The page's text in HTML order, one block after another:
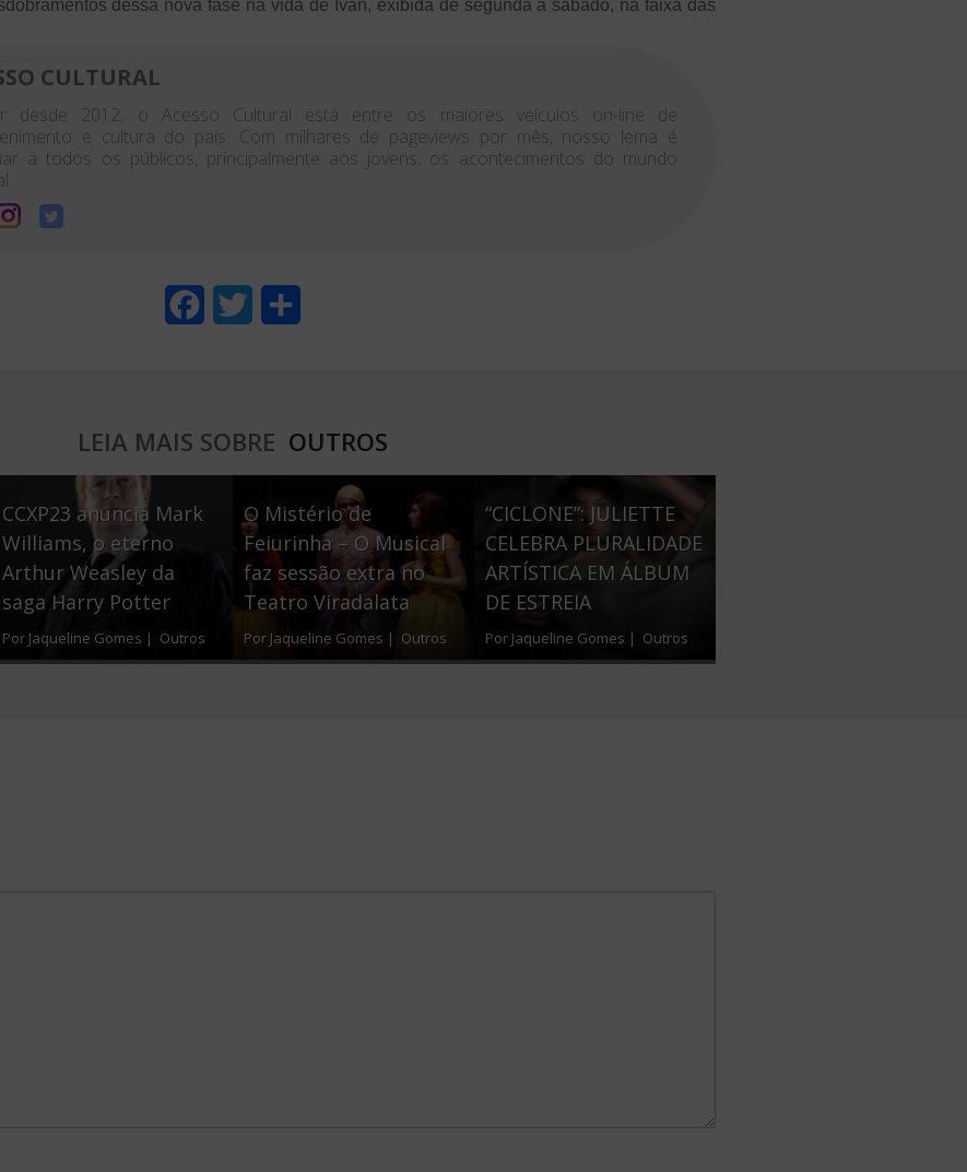
dessa nova fase na vida de Ivan, exibida de segunda a sábado, na faixa das
CULTURAL
desde 2012, o Acesso Cultural está entre os maiores veículos on-line de
e cultura do país. Com milhares de pageviews por mês, nosso lema é
a todos os públicos, principalmente aos jovens, os acontecimentos do mundo
e
r
LEIA MAIS SOBRE OUTROS
CCXP23 anuncia Mark
Williams, o eterno
Arthur Weasley da
saga Harry Potter
Por Jaqueline Gomes | Outros
O Mistério de
Feiurinha – O Musical
faz sessão extra no
Teatro Viradalata
Por Jaqueline Gomes | Outros
“CICLONE”: JULIETTE
CELEBRA PLURALIDADE
ARTÍSTICA EM ÁLBUM
DE ESTREIA
Por Jaqueline Gomes | Outros